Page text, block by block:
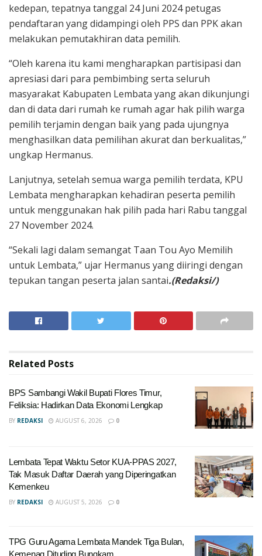
kedepan, tepatnya tanggal 24 Juni 2024 petugas
pendaftaran yang didampingi oleh PPS dan PPK akan
melakukan pemutakhiran data pemilih.
“Oleh karena itu kami mengharapkan partisipasi dan
apresiasi dari para pembimbing serta seluruh
masyarakat Kabupaten Lembata yang akan dikunjungi
dan di data dari rumah ke rumah agar hak pilih warga
pemilih terjamin dengan baik yang pada ujungnya
menghasilkan data pemilihan akurat dan berkualitas,”
ungkap Hermanus.
Lanjutnya, setelah semua warga pemilih terdata, KPU
Lembata mengharapkan kehadiran peserta pemilih
untuk menggunakan hak pilih pada hari Rabu tanggal
27 November 2024.
“Sekali lagi dalam semangat Taan Tou Ayo Memilih
untuk Lembata,” ujar Hermanus yang diiringi dengan
tepukan tangan peserta jalan santai.(Redaksi/)
Related Posts
BPS Sambangi Wakil Bupati Flores Timur,
Feliksia: Hadirkan Data Ekonomi Lengkap
BY REDAKSI AUGUST 6, 2026 0
Lembata Tepat Waktu Setor KUA-PPAS 2027,
Tak Masuk Daftar Daerah yang Diperingatkan
Kemenkeu
BY REDAKSI AUGUST 5, 2026 0
TPG Guru Agama Lembata Mandek Tiga Bulan,
Kemenag Dituding Bungkam